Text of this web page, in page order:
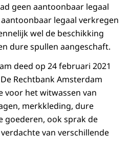
geen aantoonbaar legaal
legaal verkregen
wel de beschikking
dure spullen aangeschaft.
deed op 24 februari 2021
Rechtbank Amsterdam
voor het witwassen van
merkkleding, dure
goederen, ook sprak de
van verschillende